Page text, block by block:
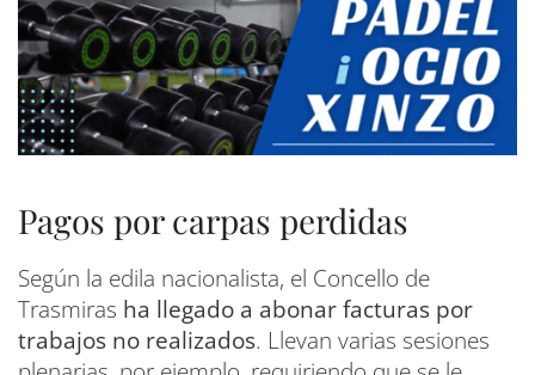
Pagos por carpas perdidas
Según la edila nacionalista, el Concello de
Trasmiras ha llegado a abonar facturas por
trabajos no realizados. Llevan varias sesiones